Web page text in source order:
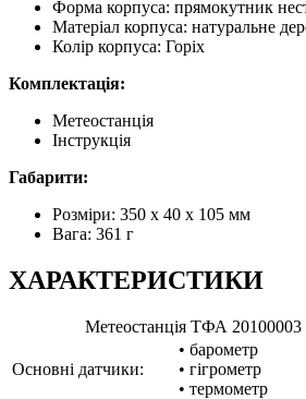
Форма корпуса: прямокутник
Матеріал корпуса: натуральне
Колір корпуса: Горіх
Комплектація:
Метеостанція
Інструкція
Габарити:
Розміри: 350 х 40 х 105 мм
Вага: 361 г
ХАРАКТЕРИСТИКИ
Метеостанція ТФА 20100003
Основні датчики:
• барометр
• гігрометр
• термометр